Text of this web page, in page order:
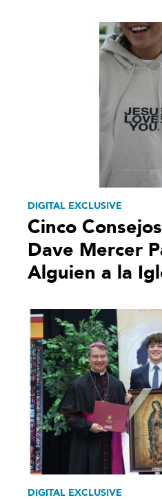
DIGITAL EXCLUSIVE
Cinco
Dave Mercer
Alguien a la
DIGITAL EXCLUSIVE